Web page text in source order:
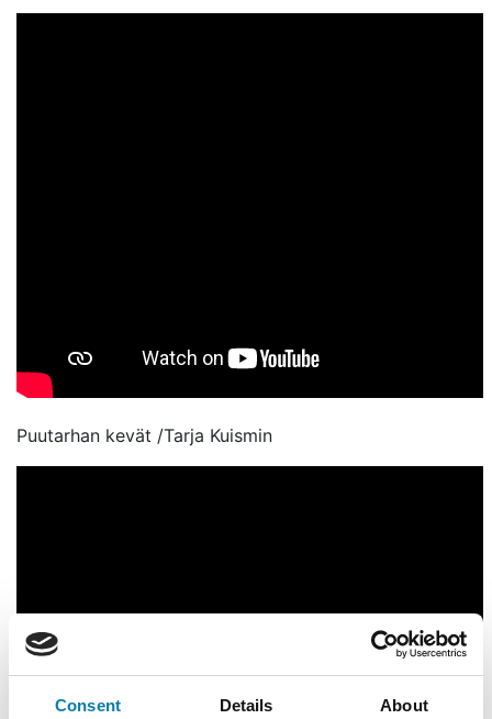
Consent Details About
Puutarhan kevät /Tarja Kuismin